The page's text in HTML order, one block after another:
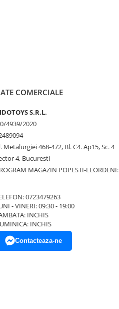
COMERCIALE
S.R.L.
4939/2020
Metalurgiei 468-472, Bl. C4. Ap15, Sc. 4
4, Bucuresti
MAGAZIN POPESTI-LEORDENI:
0723479263
- VINERI: 09:30 - 19:00
INCHIS
INCHIS
Contacteaza-ne